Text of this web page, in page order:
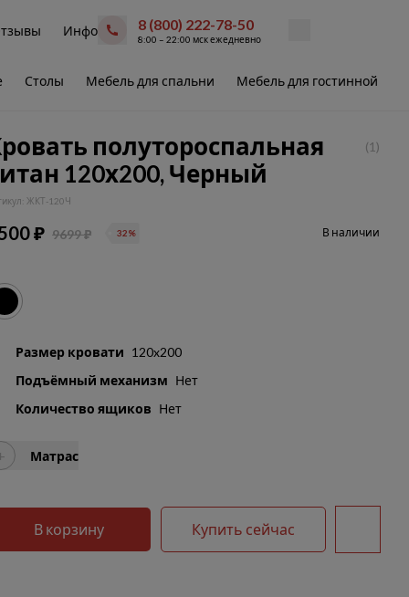
Инфо 8 (800) 222-78-50
8:00 – 22:00 мск ежедневно
Столы Мебель для спальни Мебель для гостинной
полутороспальная
120х200, Черный
(1)
ЖКТ-120Ч
₽ 9699 ₽ 32% В наличии
Размер кровати 120x200
Подъёмный механизм Нет
Количество ящиков Нет
Матрас
В корзину Купить сейчас